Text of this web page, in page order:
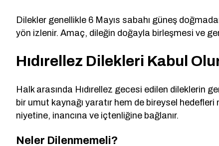
Dilekler genellikle 6 Mayıs sabahı güneş
yön izlenir. Amaç, dileğin doğayla birleşmesi ve
Hıdırellez Dilekleri Kabul
Halk arasında Hıdırellez gecesi edilen dileklerin
bir umut kaynağı yaratır hem de bireysel
niyetine, inancına ve içtenliğine bağlanır.
Neler Dilenmemeli?